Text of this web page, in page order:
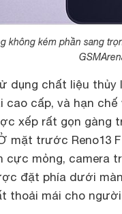
không kém phần sang
dụng chất liệu thủy
cao cấp, và hạn
xếp rất gọn gàng
mặt trước Reno13 F
cực mỏng, camera
đặt phía dưới
thoải mái cho